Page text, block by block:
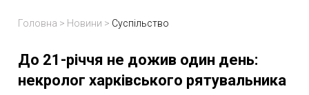
Головна > Новини > Суспільство
До 21-річчя не дожив один день:
некролог харківського рятувальника